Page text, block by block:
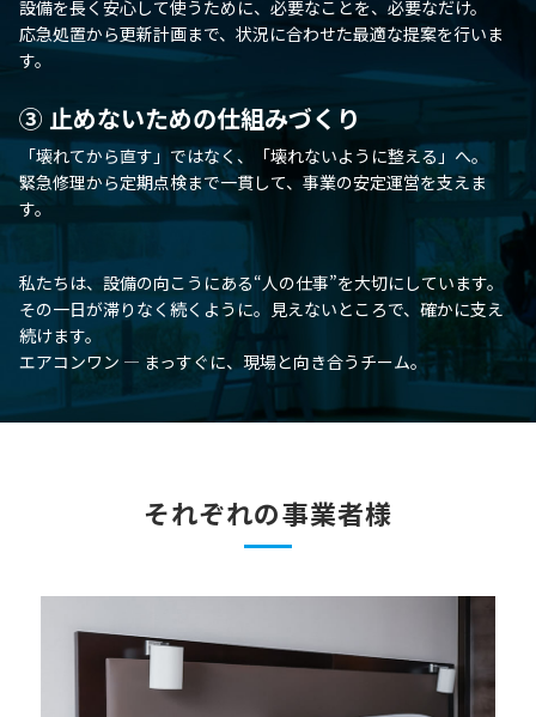
設備を長く安心して使うために、必要なことを、必要なだけ。
応急処置から更新計画まで、状況に合わせた最適な提案を行いま
す。
③ 止めないための仕組みづくり
「壊れてから直す」ではなく、「壊れないように整える」へ。
緊急修理から定期点検まで一貫して、事業の安定運営を支えま
す。
私たちは、設備の向こうにある“人の仕事”を大切にしています。
その一日が滞りなく続くように。見えないところで、確かに支え
続けます。
エアコンワン ― まっすぐに、現場と向き合うチーム。
それぞれの事業者様